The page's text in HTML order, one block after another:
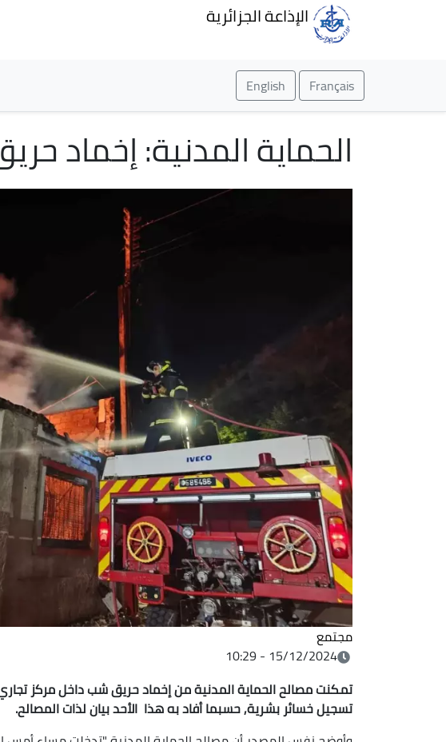
الإذاعة الجزائرية
Français
English
الحماية المدنية: إخماد
مجتمع
15/12/2024 - 10:29
تمكنت مصالح الحماية المدنية من إخماد حريق شب داخل مركز
تسجيل خسائر بشرية, حسبما أفاد به هذا الأحد بيان لذات المصالح.